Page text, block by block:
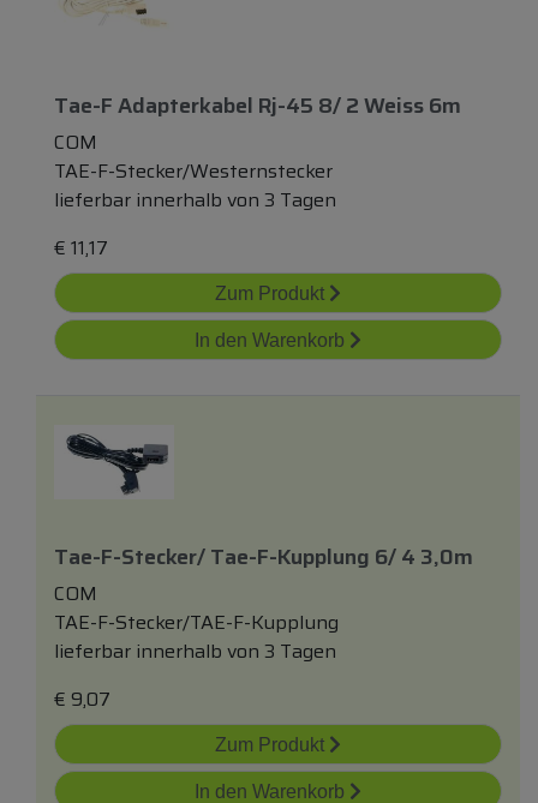
Tae-F Adapterkabel Rj-45 8/ 2 Weiss 6m
COM
TAE-F-Stecker/Westernstecker
lieferbar innerhalb von 3 Tagen
€ 11,17
Zum Produkt
In den Warenkorb
Tae-F-Stecker/ Tae-F-Kupplung 6/ 4 3,0m
COM
TAE-F-Stecker/TAE-F-Kupplung
lieferbar innerhalb von 3 Tagen
€ 9,07
Zum Produkt
In den Warenkorb